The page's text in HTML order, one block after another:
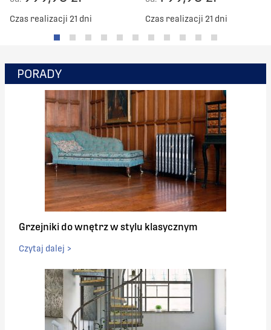
Czas realizacji 21 dni Czas realizacji 21 dni
PORADY
Grzejniki do wnętrz w stylu klasycznym
Czytaj dalej >